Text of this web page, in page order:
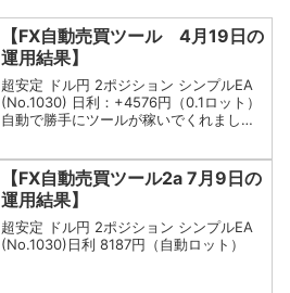
【FX自動売買ツール 4月19日の
運用結果】
超安定 ドル円 2ポジション シンプルEA
(No.1030) 日利：+4576円（0.1ロット）
自動で勝手にツールが稼いでくれました
【FX自動売買ツール2a 7月9日の
運用結果】
超安定 ドル円 2ポジション シンプルEA
(No.1030)日利 8187円（自動ロット）